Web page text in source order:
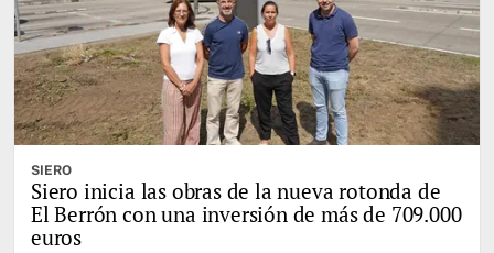
SIERO
Siero inicia las obras de la nueva rotonda de
El Berrón con una inversión de más de 709.000
euros